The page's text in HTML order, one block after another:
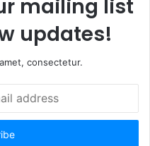
mailing list
updates!
consectetur.